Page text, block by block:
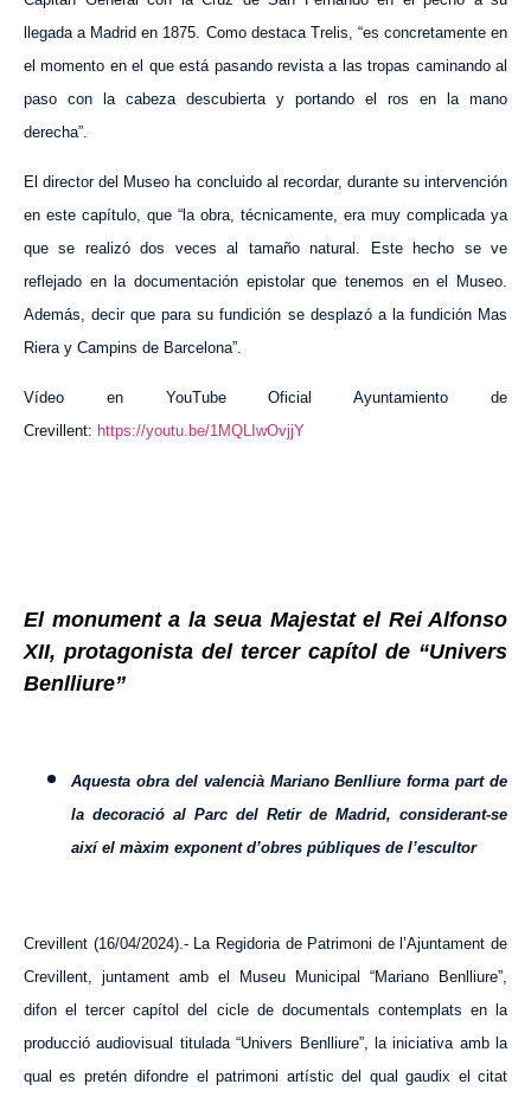
llegada a Madrid en 1875. Como destaca Trelis, “es concretamente en
el momento en el que está pasando revista a las tropas caminando al
paso con la cabeza descubierta y portando el ros en la mano
derecha”.
El director del Museo ha concluido al recordar, durante su intervención
en este capítulo, que “la obra, técnicamente, era muy complicada ya
que se realizó dos veces al tamaño natural. Este hecho se ve
reflejado en la documentación epistolar que tenemos en el Museo.
Además, decir que para su fundición se desplazó a la fundición Mas
Riera y Campins de Barcelona”.
Vídeo en YouTube Oficial Ayuntamiento de
Crevillent: https://youtu.be/1MQLIwOvjjY
El monument a la seua Majestat el Rei Alfonso
XII, protagonista del tercer capítol de “Univers
Benlliure”
Aquesta obra del valencià Mariano Benlliure forma part de
la decoració al Parc del Retir de Madrid, considerant-se
així el màxim exponent d’obres públiques de l’escultor
Crevillent (16/04/2024).- La Regidoria de Patrimoni de l’Ajuntament de
Crevillent, juntament amb el Museu Municipal “Mariano Benlliure”,
difon el tercer capítol del cicle de documentals contemplats en la
producció audiovisual titulada “Univers Benlliure”, la iniciativa amb la
qual es pretén difondre el patrimoni artístic del qual gaudix el citat